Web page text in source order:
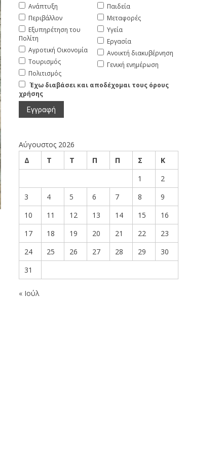
Ανάπτυξη
Περιβάλλον
Εξυπηρέτηση του
Πολίτη
Αγροτική Οικονομία
Τουρισμός
Πολιτισμός
Παιδεία
Μεταφορές
Υγεία
Εργασία
Ανοικτή διακυβέρνηση
Γενική ενημέρωση
Έχω διαβάσει και αποδέχομαι τους όρους
χρήσης
Αύγουστος 2026
Δ
Τ Τ Π Π Σ
Κ
1
2
3
4 5 6 7 8
9
10
11 12 13 14 15
16
17
18 19 20 21 22
23
24
25 26 27 28 29
30
31
« Ιούλ